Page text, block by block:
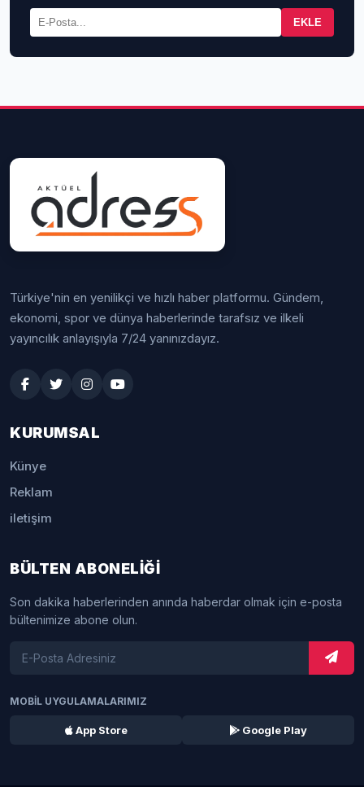
EKLE
Türkiye'nin en yenilikçi ve hızlı haber platformu. Gündem,
ekonomi, spor ve dünya haberlerinde tarafsız ve ilkeli
yayıncılık anlayışıyla 7/24 yanınızdayız.
KURUMSAL
Künye
Reklam
iletişim
BÜLTEN ABONELİĞİ
Son dakika haberlerinden anında haberdar olmak için e-posta
bültenimize abone olun.
MOBİL UYGULAMALARIMIZ
App Store Google Play